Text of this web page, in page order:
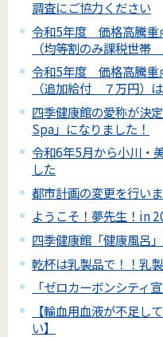
調査にご協力ください
令和5年度 価格高騰重
（均等割のみ課税世帯
令和5年度 価格高騰重
（追加給付 ７万円）
四季健康館の愛称が決
Spa」になりました！
令和6年5月から小川・
した
都市計画の変更を行い
ようこそ！夢先生！in
四季健康館「健康風呂
乾杯は乳製品で！！乳
「ゼロカーボンシティ
【輸血用血液が不足し
い】